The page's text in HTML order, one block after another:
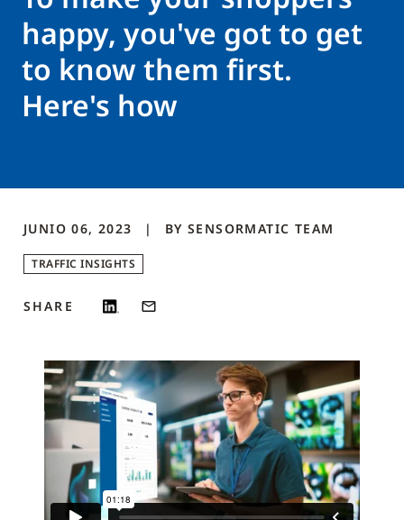
happy, you've got to get
to know them first.
Here's how
JUNIO 06, 2023 BY SENSORMATIC TEAM
TRAFFIC INSIGHTS
SHARE